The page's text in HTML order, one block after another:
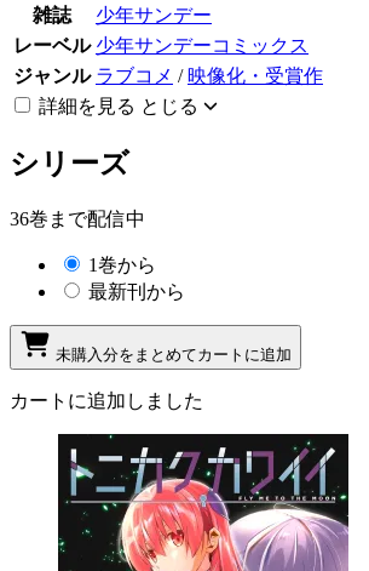
雑誌
少年サンデー
レーベル 少年サンデーコミックス
ジャンル ラブコメ / 映像化・受賞作
詳細を見る とじる
シリーズ
36巻まで配信中
1巻から
最新刊から
未購入分をまとめてカートに追加
カートに追加しました